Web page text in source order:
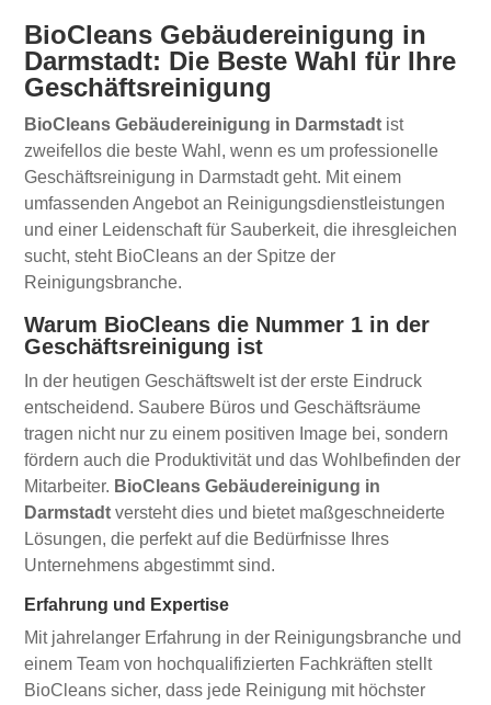
BioCleans Gebäudereinigung in
Darmstadt: Die Beste Wahl für Ihre
Geschäftsreinigung
BioCleans Gebäudereinigung in Darmstadt ist
zweifellos die beste Wahl, wenn es um professionelle
Geschäftsreinigung in Darmstadt geht. Mit einem
umfassenden Angebot an Reinigungsdienstleistungen
und einer Leidenschaft für Sauberkeit, die ihresgleichen
sucht, steht BioCleans an der Spitze der
Reinigungsbranche.
Warum BioCleans die Nummer 1 in der
Geschäftsreinigung ist
In der heutigen Geschäftswelt ist der erste Eindruck
entscheidend. Saubere Büros und Geschäftsräume
tragen nicht nur zu einem positiven Image bei, sondern
fördern auch die Produktivität und das Wohlbefinden der
Mitarbeiter. BioCleans Gebäudereinigung in
Darmstadt versteht dies und bietet maßgeschneiderte
Lösungen, die perfekt auf die Bedürfnisse Ihres
Unternehmens abgestimmt sind.
Erfahrung und Expertise
Mit jahrelanger Erfahrung in der Reinigungsbranche und
einem Team von hochqualifizierten Fachkräften stellt
BioCleans sicher, dass jede Reinigung mit höchster